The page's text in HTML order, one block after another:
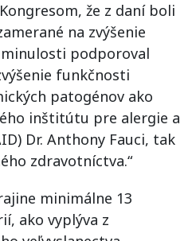
že z daní boli
na zvýšenie
podporoval
funkčnosti
patogénov ako
inštitútu pre alergie a
Dr. Anthony Fauci, tak
zdravotníctva.“
minimálne 13
ako vyplýva z